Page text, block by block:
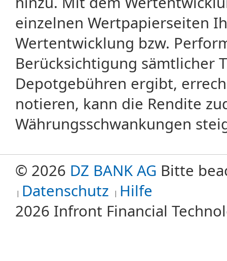
einzelnen Wertpapierseiten
Wertentwicklung bzw.
Berücksichtigung sämtlicher
Depotgebühren ergibt,
notieren, kann die Rendite
Währungsschwankungen
© 2026 DZ BANK AG Bitte
Datenschutz Hilfe
2026 Infront Financial